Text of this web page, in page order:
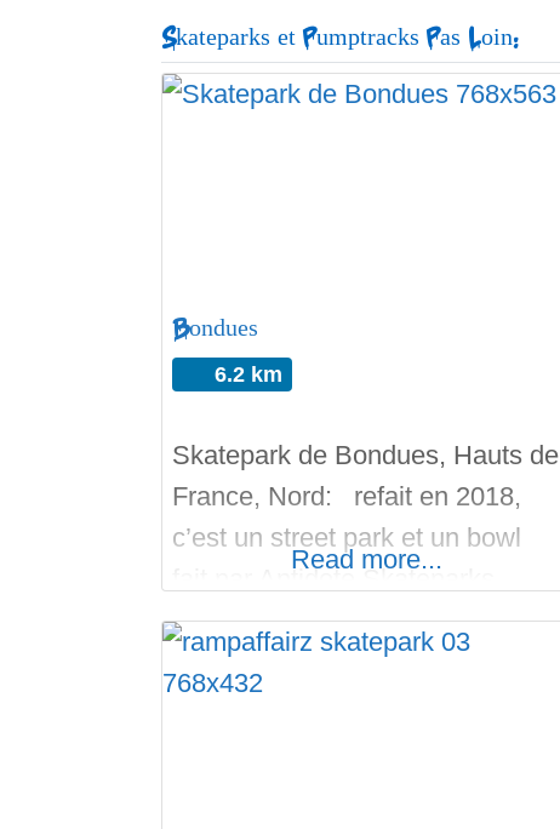
Skateparks et Pumptracks Pas Loin:
Bondues
6.2 km
Skatepark de Bondues, Hauts de
France, Nord: refait en 2018,
c’est un street park et un bowl
fait par Antidote Skateparks.
D’un cout de 120 000 Euros et
une surface de 440 Mètres de
béton lisse, c’est un skatepark
Read more...